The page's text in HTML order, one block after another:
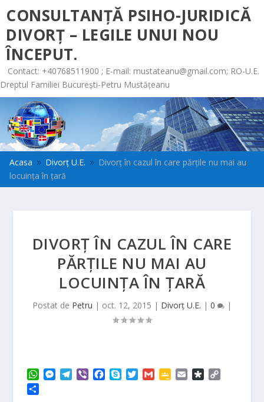
CONSULTANȚĂ PSIHO-JURIDICĂ
DIVORȚ – LEGILE UNUI NOU
ÎNCEPUT.
Contact: +40768511900 ; E-mail: mustateanu@gmail.com; RO-U.E.
Dreptul Familiei București-Petru Mustățeanu
Acasa 9 Divorț U.E. 9 Divorț în cazul în care părțile nu mai au
locuința în țară
DIVORȚ ÎN CAZUL ÎN CARE
PĂRȚILE NU MAI AU
LOCUINȚA ÎN ȚARĂ
Postat de Petru | oct. 12, 2015 | Divorț U.E. | 0 |
W
M
T
V
T
G
G
D